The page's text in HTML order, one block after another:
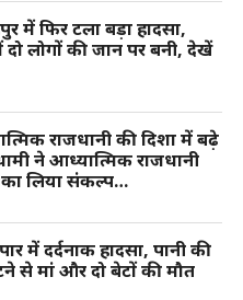
में फिर टला बड़ा हादसा,
दो लोगों की जान पर बनी, देखें
राजधानी की दिशा में बढ़े
ने आध्यात्मिक राजधानी
लिया संकल्प…
में दर्दनाक हादसा, पानी की
से मां और दो बेटों की मौत